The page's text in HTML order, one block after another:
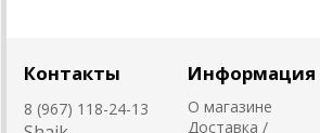
Контакты
8 (967) 118-24-13
Информация
О магазине
Доставка /